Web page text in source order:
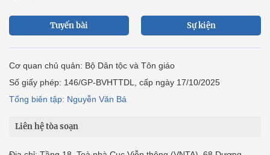
Tuyến bài Sự kiện
Cơ quan chủ quản: Bộ Dân tộc và Tôn giáo
Số giấy phép: 146/GP-BVHTTDL, cấp ngày 17/10/2025
Tổng biên tập: Nguyễn Văn Bá
Liên hệ tòa soạn